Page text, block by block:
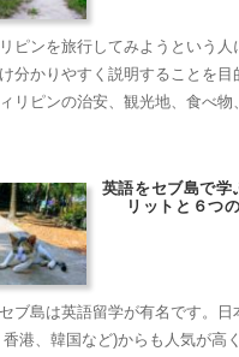
ピンを旅行してみようという
分かりやすく説明することを目
リピンの治安、観光地、食べ物
。……
英語をセブ島で学
リットと６つ
ブ島は英語留学が有名です。日
港、韓国など)からも人気が高